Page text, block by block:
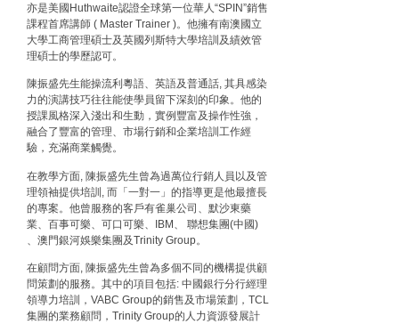
12:30
財經｜香港7月PMI回落至51 企業擴張放慢兼縮減人
手
11:40
財經｜黑石傳再籌逾360億美元 支援Anthropic租用
Google晶片
10:57
財經｜美商務部擬擴大金屬關稅範圍 14類產品或加徵
25%
18:15
本地｜新世界K11 9月升級會員制度 增鉑金卡級別鎖
定高消費客群
17:40
財經｜本港6月零售額連升14個月 珠寶鐘錶銷售升勢
最強
16:33
財經｜滙控重啟最多10億美元回購 派息比率目標維持
50%
15:11
財經｜SHEIN傳最快8月中招股 估值料降至400億美
元以下
亦是美國Huthwaite認證全球第一位華人“SPIN”銷售
課程首席講師 ( Master Trainer )。他擁有南澳國立
大學工商管理碩士及英國列斯特大學培訓及績效管
理碩士的學歷認可。
陳振盛先生能操流利粵語、英語及普通話, 其具感染
力的演講技巧往往能使學員留下深刻的印象。他的
授課風格深入淺出和生動，實例豐富及操作性強，
融合了豐富的管理、市場行銷和企業培訓工作經
驗，充滿商業觸覺。
在教學方面, 陳振盛先生曾為過萬位行銷人員以及管
理領袖提供培訓, 而「一對一」的指導更是他最擅長
的專案。他曾服務的客戶有雀巢公司、默沙東藥
業、百事可樂、可口可樂、IBM、 聯想集團(中國)
、澳門銀河娛樂集團及Trinity Group。
在顧問方面, 陳振盛先生曾為多個不同的機構提供顧
問策劃的服務。其中的項目包括: 中國銀行分行經理
領導力培訓，VABC Group的銷售及市場策劃，TCL
集團的業務顧問，Trinity Group的人力資源發展計